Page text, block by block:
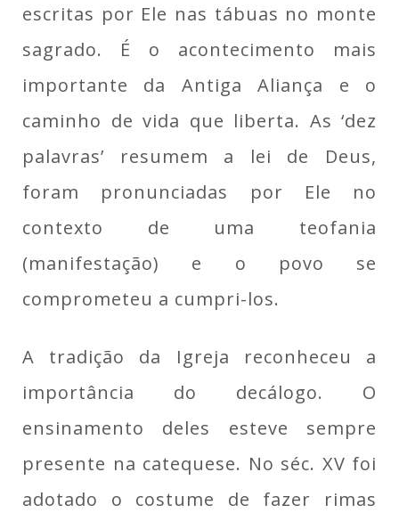
escritas por Ele nas tábuas no monte
sagrado. É o acontecimento mais
importante da Antiga Aliança e o
caminho de vida que liberta. As ‘dez
palavras’ resumem a lei de Deus,
foram pronunciadas por Ele no
contexto de uma teofania
(manifestação) e o povo se
comprometeu a cumpri-los.
A tradição da Igreja reconheceu a
importância do decálogo. O
ensinamento deles esteve sempre
presente na catequese. No séc. XV foi
adotado o costume de fazer rimas